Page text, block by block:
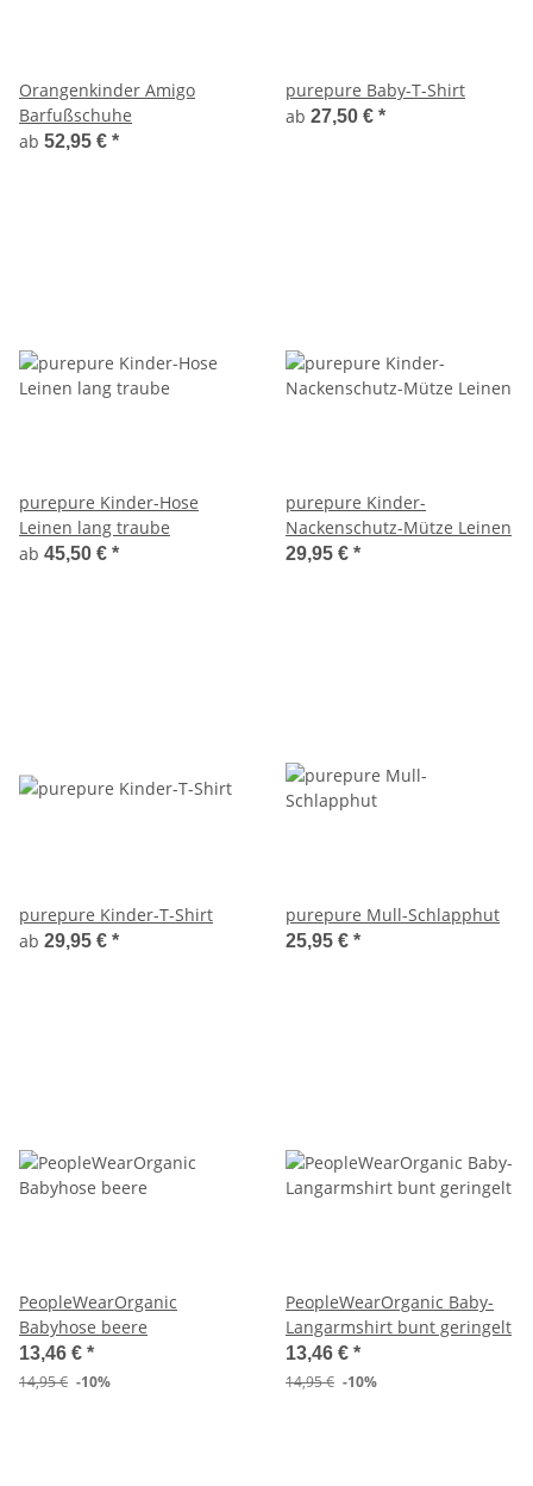
Orangenkinder Amigo
Barfußschuhe
ab 52,95 € *
purepure Baby-T-Shirt
ab 27,50 € *
purepure Kinder-Hose
Leinen lang traube
ab 45,50 € *
purepure Kinder-
Nackenschutz-Mütze Leinen
29,95 € *
purepure Kinder-T-Shirt
ab 29,95 € *
purepure Mull-Schlapphut
25,95 € *
PeopleWearOrganic
Babyhose beere
13,46 € *
14,95 € -10%
PeopleWearOrganic Baby-
Langarmshirt bunt geringelt
13,46 € *
14,95 € -10%